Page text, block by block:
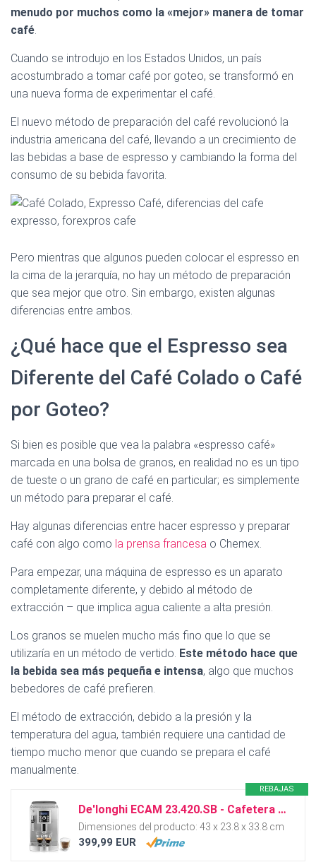
N
menudo por muchos como la «mejor» manera de tomar
café.
Cuando se introdujo en los Estados Unidos, un país
acostumbrado a tomar café por goteo, se transformó en
una nueva forma de experimentar el café.
El nuevo método de preparación del café revolucionó la
industria americana del café, llevando a un crecimiento de
las bebidas a base de espresso y cambiando la forma del
consumo de su bebida favorita.
Pero mientras que algunos pueden colocar el espresso en
la cima de la jerarquía, no hay un método de preparación
que sea mejor que otro. Sin embargo, existen algunas
diferencias entre ambos.
¿Qué hace que el Espresso sea
Diferente del Café Colado o Café
por Goteo?
Si bien es posible que vea la palabra «espresso café»
marcada en una bolsa de granos, en realidad no es un tipo
de tueste o un grano de café en particular; es simplemente
un método para preparar el café.
Hay algunas diferencias entre hacer espresso y preparar
café con algo como la prensa francesa o Chemex.
Para empezar, una máquina de espresso es un aparato
completamente diferente, y debido al método de
extracción – que implica agua caliente a alta presión.
Los granos se muelen mucho más fino que lo que se
utilizaría en un método de vertido. Este método hace que
la bebida sea más pequeña e intensa, algo que muchos
bebedores de café prefieren.
El método de extracción, debido a la presión y la
temperatura del agua, también requiere una cantidad de
tiempo mucho menor que cuando se prepara el café
manualmente.
REBAJAS
De'longhi ECAM 23.420.SB - Cafetera Superautomática 15 Bares de Presión, Espresso y Cappuccino,...
Dimensiones del producto: 43 x 23.8 x 33.8 cm
399,99 EUR